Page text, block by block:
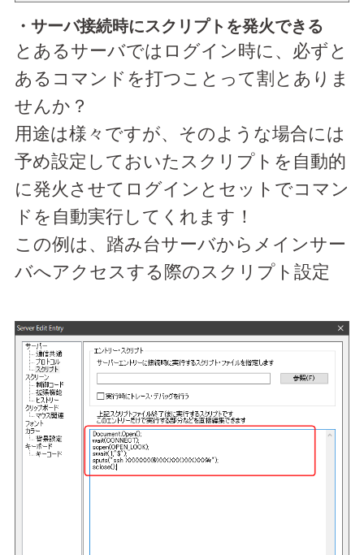
・サーバ接続時にスクリプトを発火できる
とあるサーバではログイン時に、必ずと
あるコマンドを打つことって割とありま
せんか？
用途は様々ですが、そのような場合には
予め設定しておいたスクリプトを自動的
に発火させてログインとセットでコマン
ドを自動実行してくれます！
この例は、踏み台サーバからメインサー
バへアクセスする際のスクリプト設定